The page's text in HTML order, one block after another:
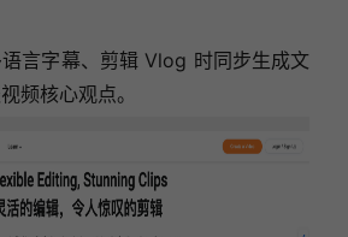
言字幕、剪辑 Vlog 时同步生成文
频核心观点。